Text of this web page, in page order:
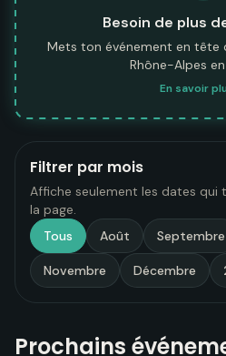
Besoin de plus
Mets ton événement en tête
Rhône-Alpes
En savoir
Filtrer par mois
Affiche seulement les dates qui
la page.
Tous
Août Septembre
Novembre Décembre
Prochains